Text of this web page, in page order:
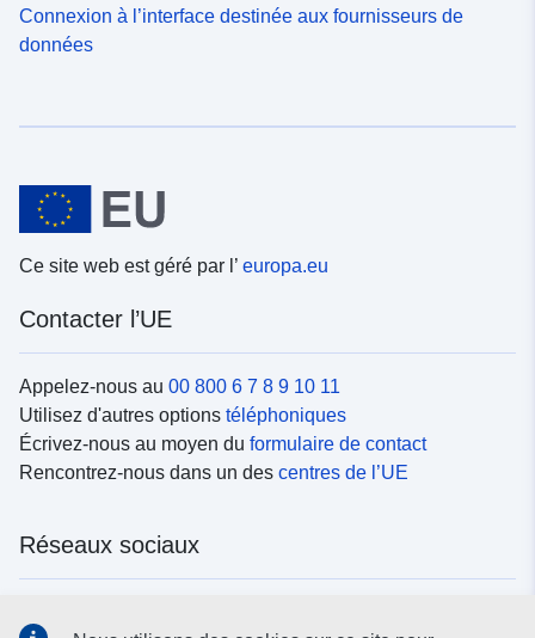
Connexion à l’interface destinée aux fournisseurs de
données
Ce site web est géré par l’ europa.eu
Contacter l’UE
Appelez-nous au 00 800 6 7 8 9 10 11
Utilisez d'autres options téléphoniques
Écrivez-nous au moyen du formulaire de contact
Rencontrez-nous dans un des centres de l’UE
Réseaux sociaux